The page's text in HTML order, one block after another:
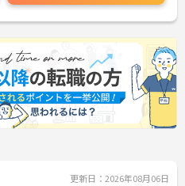
イントなど、さら
気軽にご相談くだ
更新日：2026年08月06日